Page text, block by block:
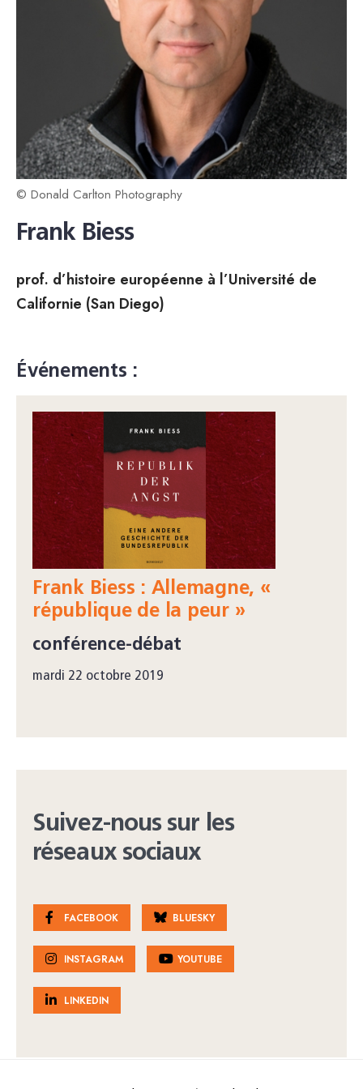
© Donald Carlton Photography
Frank Biess
prof. d’histoire européenne à l’Université de
Californie (San Diego)
Événements :
Frank Biess : Allemagne, «
république de la peur »
conférence-débat
mardi 22 octobre 2019
Suivez-nous sur les
réseaux sociaux
FACEBOOK BLUESKY
INSTAGRAM YOUTUBE
LINKEDIN